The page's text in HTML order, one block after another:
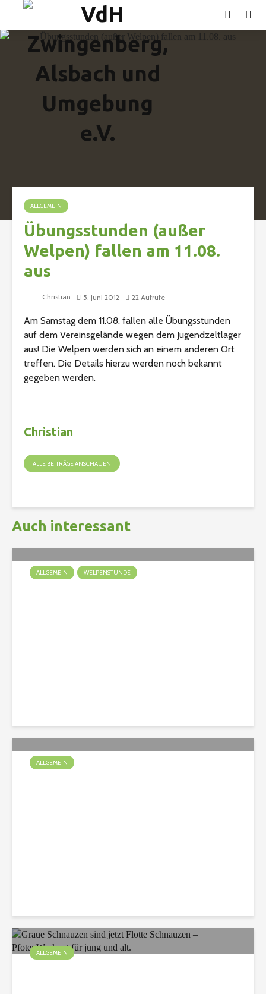
ALLGEMEIN
Übungsstunden (außer
Welpen) fallen am 11.08.
aus
Christian 5. Juni 2012 22 Aufrufe
Am Samstag dem 11.08. fallen alle Übungsstunden
auf dem Vereinsgelände wegen dem Jugendzeltlager
aus! Die Welpen werden sich an einem anderen Ort
treffen. Die Details hierzu werden noch bekannt
gegeben werden.
Christian
ALLE BEITRÄGE ANSCHAUEN
Auch interessant
ALLGEMEIN WELPENSTUNDE
ALLGEMEIN
ALLGEMEIN